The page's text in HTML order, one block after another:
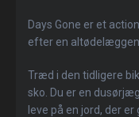
Days Gone er et
efter en
Træd i den tidligere
sko. Du er en
leve på en jord, der